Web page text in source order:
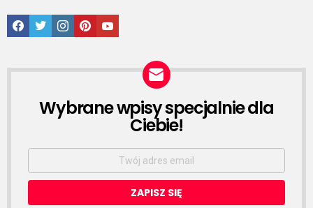
Facebook
TwitterInstagramPinterestGoogle News
NEWSLETTER
Wybrane wpisy specjalnie dla
Ciebie!
Email